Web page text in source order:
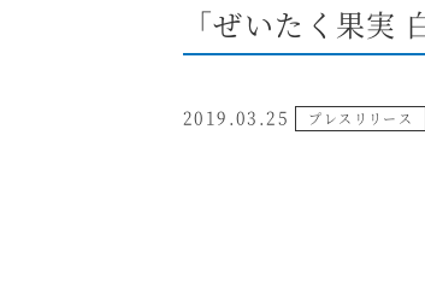
「ぜいたく果実
2019.03.25 プレスリリース